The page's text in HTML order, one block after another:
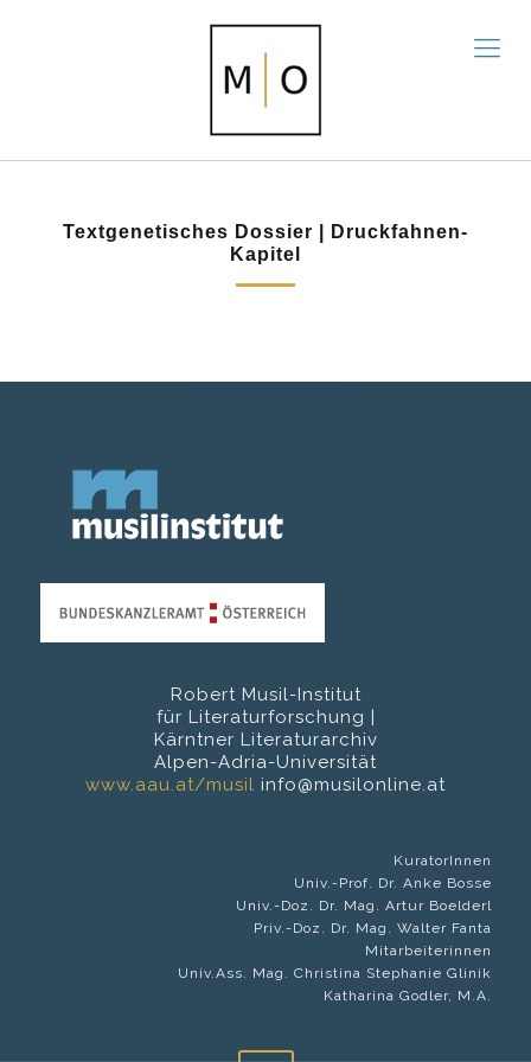
Textgenetisches Dossier | Druckfahnen-
Kapitel
Robert Musil-Institut
für Literaturforschung |
Kärntner Literaturarchiv
Alpen-Adria-Universität
www.aau.at/musil info@musilonline.at
KuratorInnen
Univ.-Prof. Dr. Anke Bosse
Univ.-Doz. Dr. Mag. Artur Boelderl
Priv.-Doz. Dr. Mag. Walter Fanta
Mitarbeiterinnen
Univ.Ass. Mag. Christina Stephanie Glinik
Katharina Godler, M.A.